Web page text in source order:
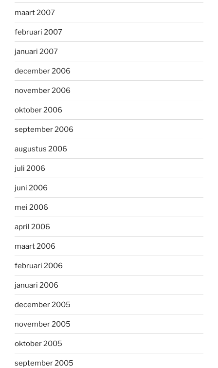
maart 2007
februari 2007
januari 2007
december 2006
november 2006
oktober 2006
september 2006
augustus 2006
juli 2006
juni 2006
mei 2006
april 2006
maart 2006
februari 2006
januari 2006
december 2005
november 2005
oktober 2005
september 2005